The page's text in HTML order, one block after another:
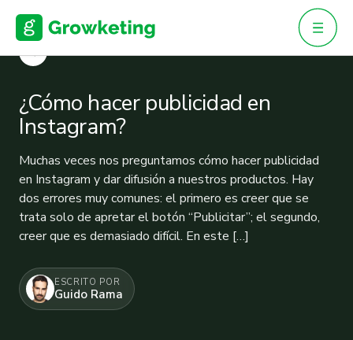
content
¿Cómo hacer publicidad en
Instagram?
Muchas veces nos preguntamos cómo hacer publicidad
en Instagram y dar difusión a nuestros productos. Hay
dos errores muy comunes: el primero es creer que se
trata solo de apretar el botón “Publicitar”; el segundo,
creer que es demasiado difícil. En este […]
ESCRITO POR
Guido Rama